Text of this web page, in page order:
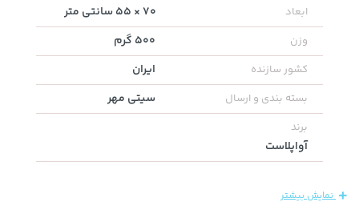
315,900 تومان
ابعاد 70 × 55 سانتی متر
وزن 500 گرم
کشور سازنده ایران
بسته بندی و ارسال سیتی مهر
برند
آواپلاست
نمایش بیشتر